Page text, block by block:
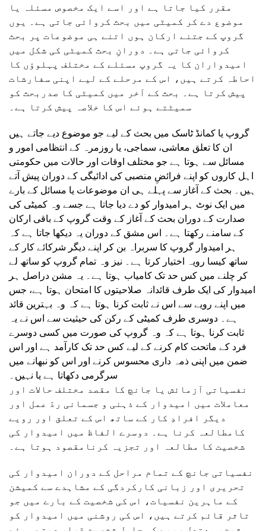
مقرر کیا جاتا ہے اور اسے ایک مخصوص مسئلہ یا
موضوع دے کر کمیٹی میں بحث کروائی جاتی ہے۔ یوں
گروپ کے جتنے ارکان ہوں اتنے ہی موضوعات پر بحث
کروائی جاتی ہے۔ دورانِ بحث کمیٹی کی شکل میں
امیدواران کا یہ گروپ مسئلے کے مختلف پہلوؤں کا
احاطہ کرتے ہیں، اس کے مرحلے کے لیے اپنی سفارشات
پیش کرتا ہے۔ بحث کے آخر میں کمیٹی کا صدربحث کو
سمیٹتے ہوئے اس کا خلاصہ پیش کرتا ہے۔
گروپ یا کمانڈ ٹاسک میں بحث کے لیے جو موضوع دیے جاتے ہیں
ان کا تعلق معاشی، سماجی، یا روزمرہ کے انتظامی امور و
مسائل سے ہوتا ہے جو مختلف اوقات اور حالات میں حکومتی
اہل کاروں کو اپنے فرائضِ منصبی کی ادائیگی کے دوران پیش آتے
ہیں۔ بحث کے آغاز سے پہلے ہی ان موضوعات یا مسائل کے بارے
میں ایک نوٹ ہر امیدوار کو دے دیا جاتا ہے جسے وہ کمیٹی کی
صدارت کے دوران بحث کے آغاز کے وقت گروپ کے باقی ارکان
کے سامنے رکھتا ہے۔ اس مشق کے دوران یہ دیکھا جاتا ہے کہ
ہر امیدوار گروپ کا سربراہ بن کر اپنے دیگر شرکائے کار کے
ساتھ کیسا رویہ اختیار کرتا ہے۔ نیز وہ تمام گروپ کو ساتھ لے
کر چلنے میں کس حد تک کامیاب ہوتا ہے۔ یہ مشن دراصل ہر
امیدوار کی ایک طرف قائدانہ صلاحیتوں کا امتحان ہوتا ہے، جس
میں اپنے رویے سے اس نے ثابت کرنا ہوتا ہے کہ وہ بہترین قائد
ہے۔ دوسری طرف کمیٹی کے رکن کی حیثیت سے اس نے یہ
ثابت کرنا ہوتا ہے کہ وہ گروپ کی صورت میں کسی دوسرے
فرد کے ماتحت کام کرنے کے لیے کس حد تک کارآمد ہے اور اس
ضمن میں اپنی ذمہ داری محسوس کرنے اور اس کو نبھانے میں
سرگرمی دکھاتا ہے یا نہیں۔
نفسیاتی آزمائش یا جانچ کا مقصد مختلف حالات اور
معاملات میں امیدوار کے ذہنی و جسمانی ردّ عمل اور
دیگر افرادِ کار کے ساتھ اس کے تعلق اور رویے
کامطالعہ کرنا ہے۔ دوسرے الفاظ میں امیدوار کی
شخصیت کا مطالعہ اور تجزیہ کرنامقصود ہوتا ہے۔
نفسیاتی جانچ کے تمام مراحل کے دوران امیدوار کی
تحریری اور زبانی کارکردگی کے مشاہدے سے کمیشن
کے ماہرین نفسیات، اس کی شخصیت کے بارے میں جو
تاثر قائم کرتے ہیں، اس کی روشنی میں امیدوار کو